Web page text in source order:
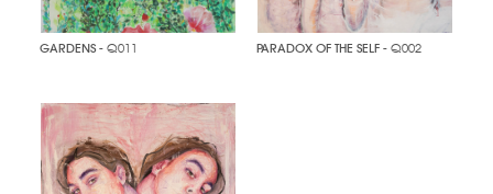
GARDENS - Q011 PARADOX OF THE SELF - Q002